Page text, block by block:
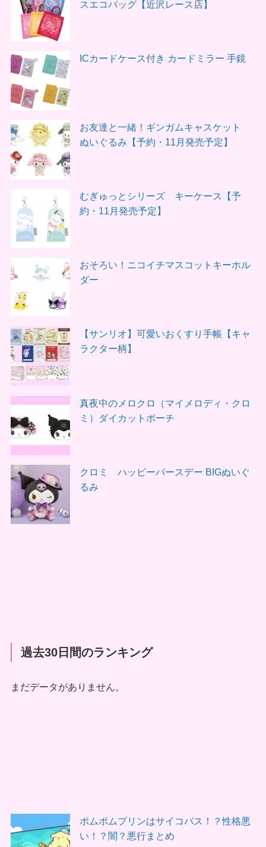
スエコバッグ【近沢レース店】
ICカードケース付き カードミラー 手鏡
お友達と一緒！ギンガムキャスケット
ぬいぐるみ【予約・11月発売予定】
むぎゅっとシリーズ キーケース【予
約・11月発売予定】
おそろい！ニコイチマスコットキーホル
ダー
【サンリオ】可愛いおくすり手帳【キャ
ラクター柄】
真夜中のメロクロ（マイメロディ・クロ
ミ）ダイカットポーチ
クロミ ハッピーバースデー BIGぬいぐ
るみ
過去30日間のランキング
まだデータがありません。
ポムポムプリンはサイコパス！？性格悪
い！？闇？悪行まとめ